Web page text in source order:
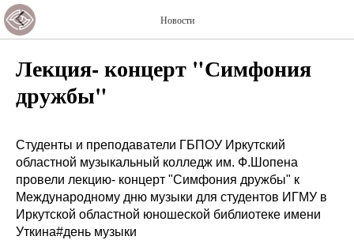
Новости
Лекция- концерт "Симфония
дружбы"
Студенты и преподаватели ГБПОУ Иркутский
областной музыкальный колледж им. Ф.Шопена
провели лекцию- концерт "Симфония дружбы" к
Международному дню музыки для студентов ИГМУ в
Иркутской областной юношеской библиотеке имени
Уткина#день музыки